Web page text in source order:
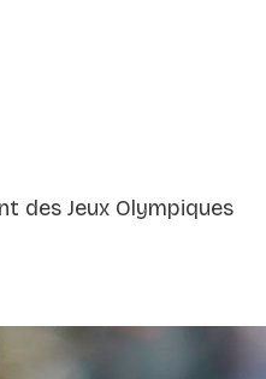
des Jeux Olympiques